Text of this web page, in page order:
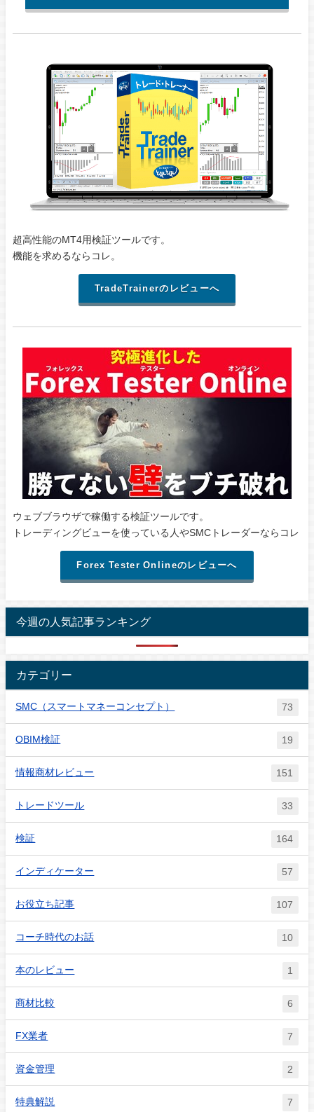
超高性能のMT4用検証ツールです。
機能を求めるならコレ。
TradeTrainerのレビューへ
ウェブブラウザで稼働する検証ツールです。
トレーディングビューを使っている人やSMCトレーダーならコレ
Forex Tester Onlineのレビューへ
今週の人気記事ランキング
カテゴリー
SMC（スマートマネーコンセプト） 73
OBIM検証 19
情報商材レビュー 151
トレードツール 33
検証 164
インディケーター 57
お役立ち記事 107
コーチ時代のお話 10
本のレビュー 1
商材比較 6
FX業者 7
資金管理 2
特典解説 7